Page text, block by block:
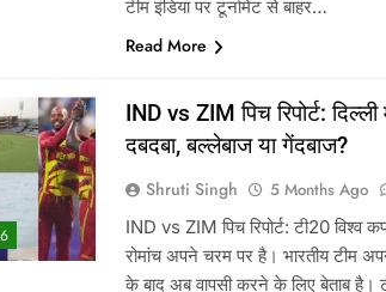
टीम इंडिया पर टूर्नामेंट से बाहर…
Read More
IND vs ZIM पिच रिपोर्ट:
दबदबा, बल्लेबाज या गेंदबाज?
Shruti Singh 5 Months Ago
IND vs ZIM पिच रिपोर्ट: टी20
रोमांच अपने चरम पर है। भारतीय टीम
के बाद अब वापसी करने के लिए बेताब है।